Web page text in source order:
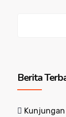
Berita
Kunjungan